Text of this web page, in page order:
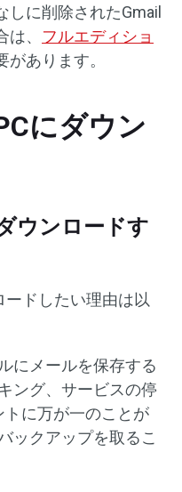
しに削除されたGmail
、 フルエディショ
があります。
にダウン
ウンロードす
ードしたい理由は以
にメールを保存する
ング、サービスの停
トに万が一のことが
ックアップを取るこ